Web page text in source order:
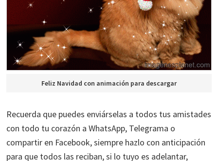
Feliz Navidad con animación para descargar
Recuerda que puedes enviárselas a todos tus amistades
con todo tu corazón a WhatsApp, Telegrama o
compartir en Facebook, siempre hazlo con anticipación
para que todos las reciban, si lo tuyo es adelantar,